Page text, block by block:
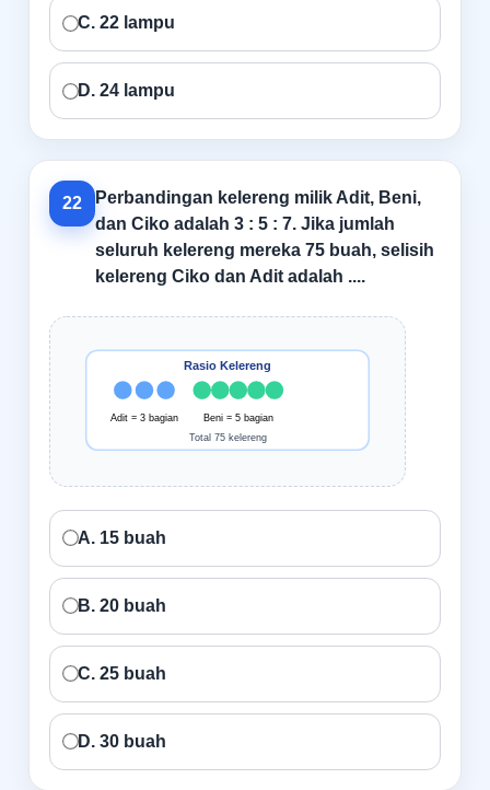
C. 22 lampu
D. 24 lampu
22
Perbandingan kelereng milik Adit, Beni,
dan Ciko adalah 3 : 5 : 7. Jika jumlah
seluruh kelereng mereka 75 buah, selisih
kelereng Ciko dan Adit adalah ....
Rasio Kelereng
Adit = 3 bagian
Beni = 5 bagian
Total 75 kelereng
A. 15 buah
B. 20 buah
C. 25 buah
D. 30 buah